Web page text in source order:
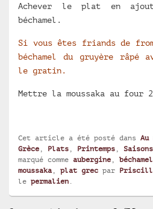
Achever le plat en
béchamel.
Si vous êtes friands de
béchamel du gruyère râpé
le gratin.
Mettre la moussaka au four
Cet article a été posté dans Au
Grèce
Plats Printemps Saisons
marqué comme aubergine béchamel
moussaka
plat grec par Priscilla
le permalien